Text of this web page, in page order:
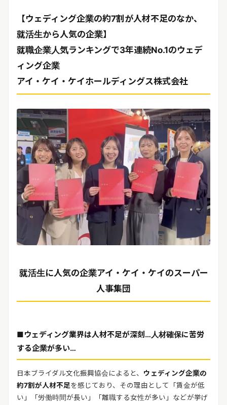
【ウェディング企業の約7割が人材不足のなか、
就活生から人気の企業】
就職企業人気ランキングで3年連続No.1のウェデ
ィング企業
アイ・ケイ・ケイホールディングス株式会社
就活生に人気の企業アイ・ケイ・ケイのスーパー
人事集団
■ウェディング業界は人材不足が深刻…人材確保に苦労
する企業が多い…
日本ブライダル文化振興協会によると、 ウェディング企業の
約7割が人材不足を感じており、その理由として「賃金が低
い」「労働時間が長い」「離職する女性が多い」などが挙げ